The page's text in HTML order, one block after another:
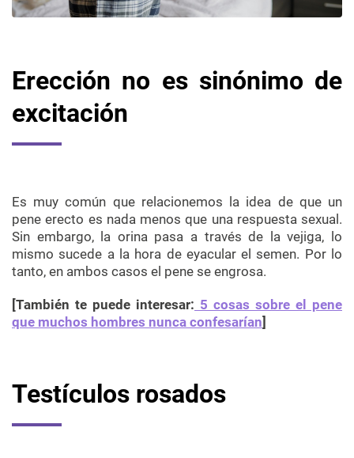
Erección no es sinónimo de
excitación
Es muy común que relacionemos la idea de que un
pene erecto es nada menos que una respuesta sexual.
Sin embargo, la orina pasa a través de la vejiga, lo
mismo sucede a la hora de eyacular el semen. Por lo
tanto, en ambos casos el pene se engrosa.
[También te puede interesar: 5 cosas sobre el pene
que muchos hombres nunca confesarían]
Testículos rosados